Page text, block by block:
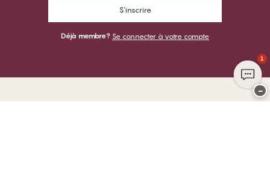
S'inscrire
Déjà membre? Se connecter à votre compte
1
−